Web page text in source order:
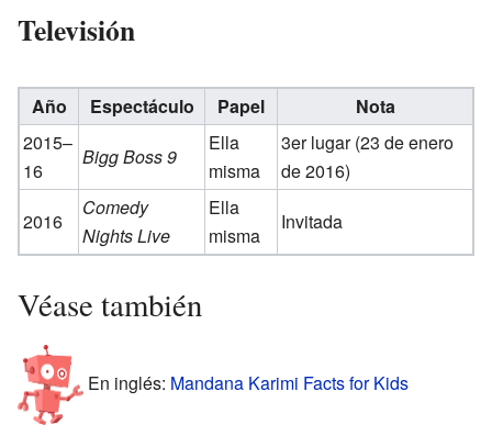
Televisión
Año Espectáculo Papel
Nota
2015–
16
Bigg Boss 9
Ella
misma
3er lugar (23 de enero
de 2016)
2016
Comedy
Nights Live
Ella
misma
Invitada
Véase también
En inglés: Mandana Karimi Facts for Kids